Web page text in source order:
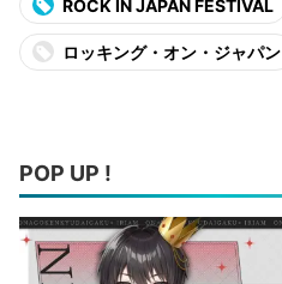
ROCK IN JAPAN FESTIVAL
ロッキング・オン・ジャパン
POP UP !